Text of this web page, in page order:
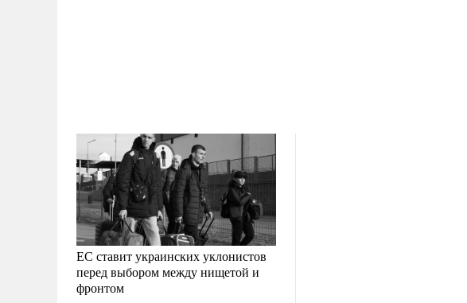
ЕС ставит украинских уклонистов
перед выбором между нищетой и
фронтом